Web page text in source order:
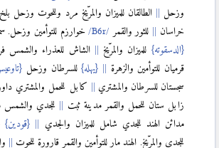
وزحل
الطالقان للميزان والمرّيخ مرد وللحوت وزحل بلخ
خراسان
للثور والقمر
خوارزم للتوأمين وزحل.
{الدسقوته} للميزان والمرّيخ
الشاش للعذراء والشمس
قرميان للتوأمين والزهرة
{يهله}للسرطان وزحل
سجستان للسرطان والمشتري
كابل للحمل والمشتري
زابل ستان للحمل والقمر مدينة ثبت
للجدي والشمس
مدائن الهند للجدي شامل للميزان والجدي
{قودين}
للجدي والمرّيخ. الهند مار للتوأمين والقمر قارورة للحوت